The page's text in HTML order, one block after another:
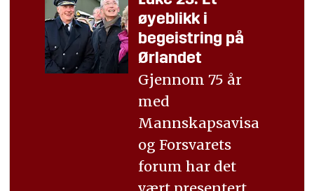
øyeblikk i
begeistring på
Ørlandet
Gjennom 75 år
med
Mannskapsavisa
og Forsvarets
forum har det